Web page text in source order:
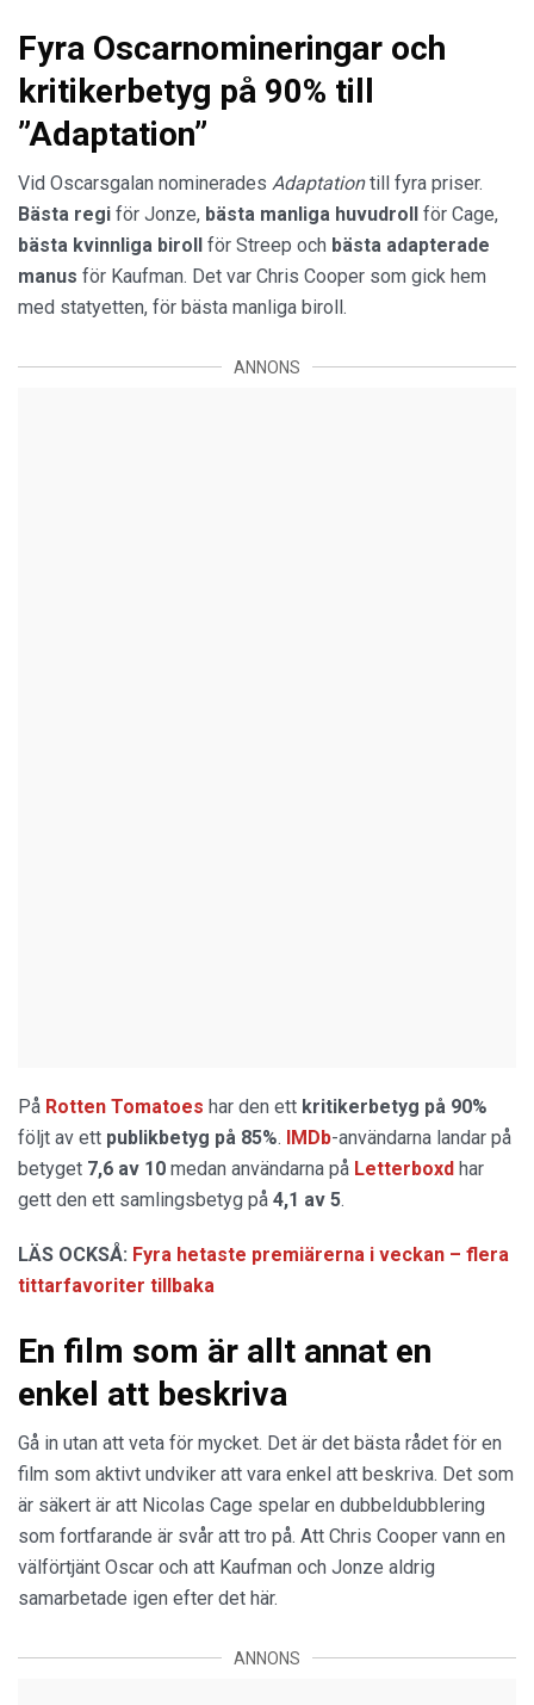
Fyra Oscarnomineringar och
kritikerbetyg på 90% till
”Adaptation”
Vid Oscarsgalan nominerades Adaptationtill fyra priser.
Bästa regi för Jonze, bästa manliga huvudroll för Cage,
bästa kvinnliga biroll för Streep och bästa adapterade
manus för Kaufman. Det var Chris Cooper som gick hem
med statyetten, för bästa manliga biroll.
ANNONS
På Rotten Tomatoes har den ett kritikerbetyg på 90%
följt av ett publikbetyg på 85%. IMDb-användarna landar på
betyget 7,6 av 10 medan användarna på Letterboxd har
gett den ett samlingsbetyg på 4,1 av 5.
LÄS OCKSÅ: Fyra hetaste premiärerna i veckan – flera
tittarfavoriter tillbaka
En film som är allt annat en
enkel att beskriva
Gå in utan att veta för mycket. Det är det bästa rådet för en
film som aktivt undviker att vara enkel att beskriva. Det som
är säkert är att Nicolas Cage spelar en dubbeldubblering
som fortfarande är svår att tro på. Att Chris Cooper vann en
välförtjänt Oscar och att Kaufman och Jonze aldrig
samarbetade igen efter det här.
ANNONS